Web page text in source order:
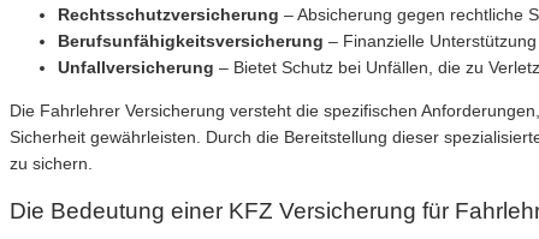
Rechtsschutzversicherung – Absicherung gegen rechtliche
Berufsunfähigkeitsversicherung – Finanzielle
Unfallversicherung – Bietet Schutz bei Unfällen, die zu
Die Fahrlehrer Versicherung versteht die spezifischen
Sicherheit gewährleisten. Durch die Bereitstellung dieser
zu sichern.
Die Bedeutung einer KFZ Versicherung für